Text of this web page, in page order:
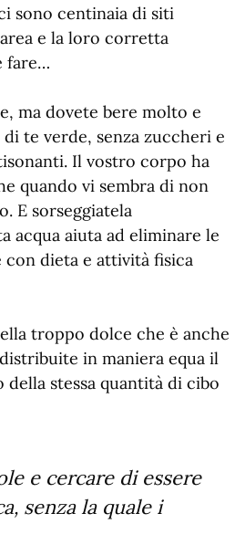
sono centinaia di siti
e la loro corretta
fare…
ma dovete bere molto e
te verde, senza zuccheri e
Il vostro corpo ha
quando vi sembra di non
E sorseggiatela
acqua aiuta ad eliminare le
con dieta e attività fisica
troppo dolce che è anche
in maniera equa il
stessa quantità di cibo
e cercare di essere
senza la quale i